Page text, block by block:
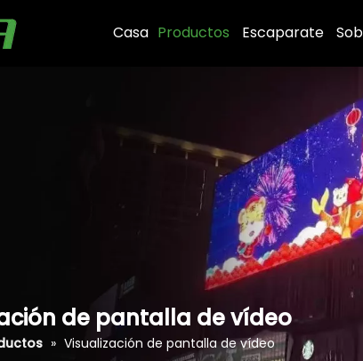
Casa Productos Escaparate
de pantalla de vídeo
» Visualización de pantalla de vídeo